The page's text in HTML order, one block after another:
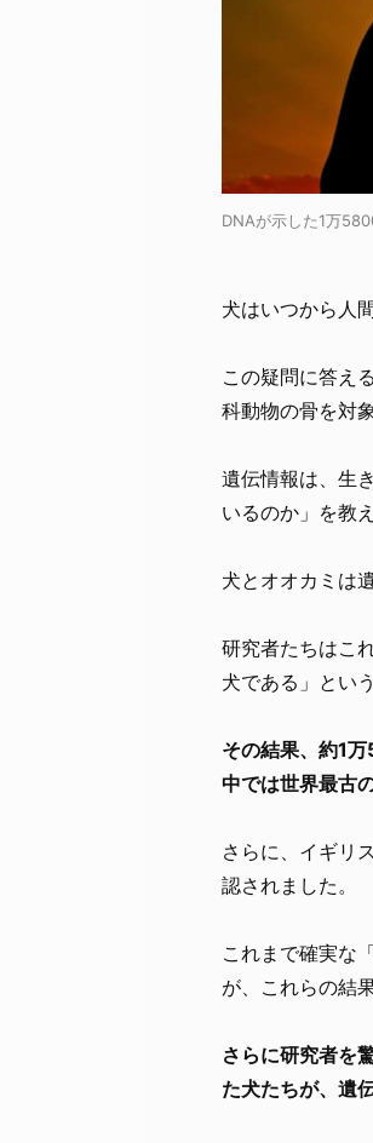
DNAが示した1万
犬はいつから人
この疑問に答え
科動物の骨を対
遺伝情報は、生
いるのか」を教
犬とオオカミは
研究者たちはこ
犬である」とい
その結果、約1
中では世界最古
さらに、イギリ
認されました。
これまで確実な
が、これらの結
さらに研究者を
た犬たちが、遺